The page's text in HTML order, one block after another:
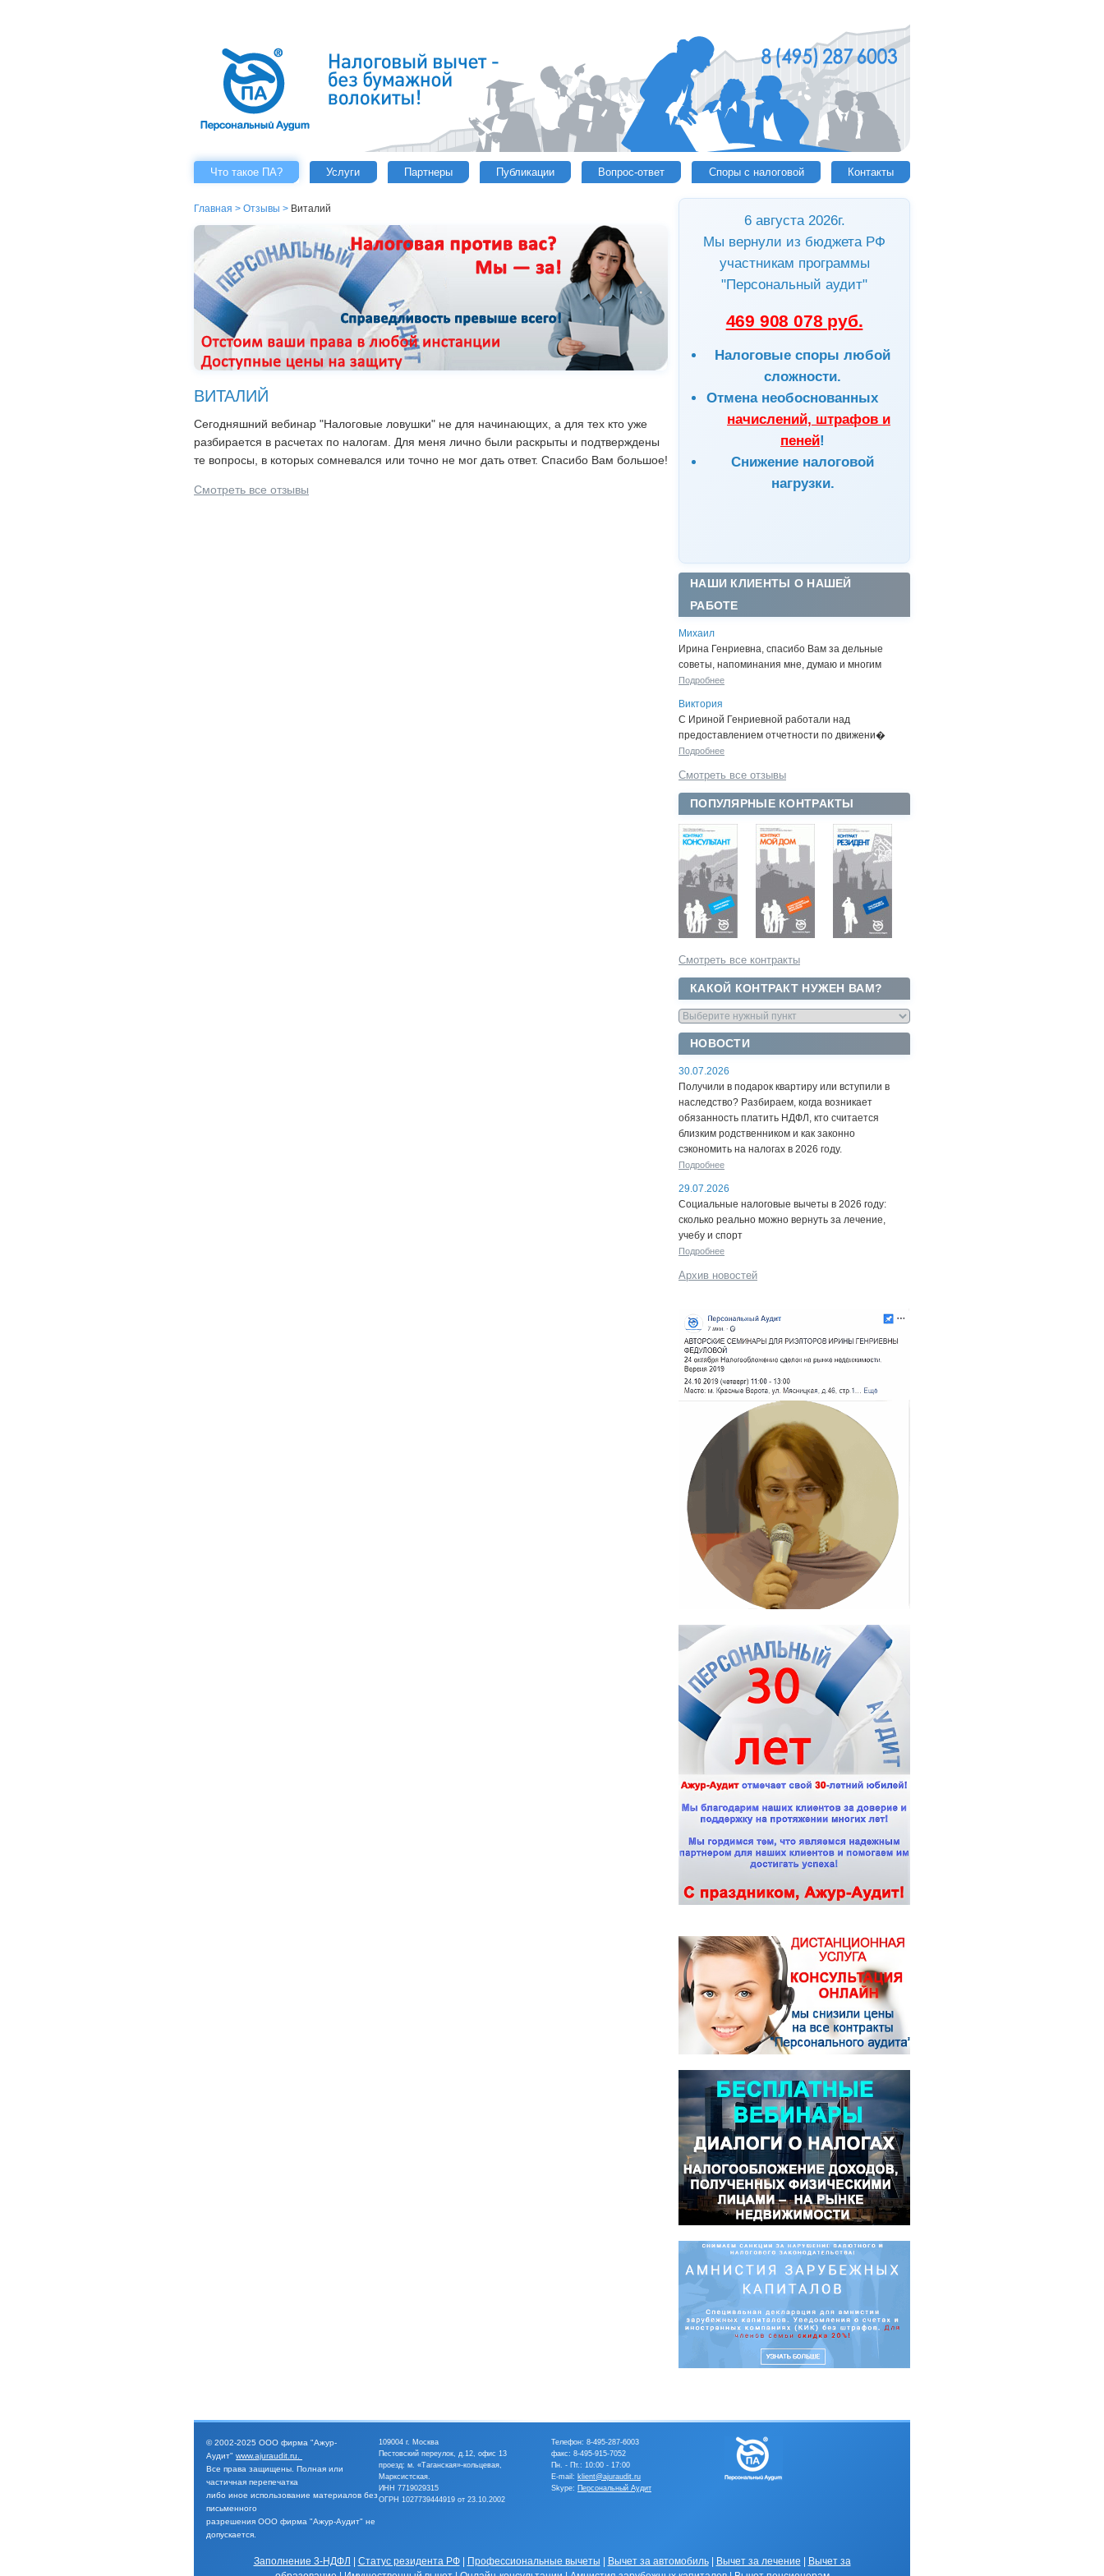
Что такое ПА? Услуги Партнеры Публикации Вопрос-ответ Споры с налоговой Контакты
6 августа 2026г.
Мы вернули из бюджета РФ
участникам программы
"Персональный аудит"
469 908 078 руб.
Налоговые споры любой
сложности.
Отмена необоснованных
начислений, штрафов и
пеней!
Снижение налоговой
нагрузки.
НАШИ КЛИЕНТЫ О НАШЕЙ
РАБОТЕ
Михаил
Ирина Генриевна, спасибо Вам за дельные
советы, напоминания мне, думаю и многим
Подробнее
Виктория
С Ириной Генриевной работали над
предоставлением отчетности по движени�
Подробнее
Смотреть все отзывы
ПОПУЛЯРНЫЕ КОНТРАКТЫ
Смотреть все контракты
КАКОЙ КОНТРАКТ НУЖЕН ВАМ?
НОВОСТИ
30.07.2026
Получили в подарок квартиру или вступили в
наследство? Разбираем, когда возникает
обязанность платить НДФЛ, кто считается
близким родственником и как законно
сэкономить на налогах в 2026 году.
Подробнее
29.07.2026
Социальные налоговые вычеты в 2026 году:
сколько реально можно вернуть за лечение,
учебу и спорт
Подробнее
Архив новостей
Главная > Отзывы > Виталий
ВИТАЛИЙ
Сегодняшний вебинар "Налоговые ловушки" не для начинающих, а для тех кто уже
разбирается в расчетах по налогам. Для меня лично были раскрыты и подтверждены
те вопросы, в которых сомневался или точно не мог дать ответ. Спасибо Вам большое!
Смотреть все отзывы
© 2002-2025 ООО фирма "Ажур-
Аудит" www.ajuraudit.ru
Все права защищены. Полная или
частичная перепечатка
либо иное использование материалов без
письменного
разрешения ООО фирма "Ажур-Аудит" не
допускается.
109004 г. Москва
Пестовский переулок, д.12, офис 13
проезд: м. «Таганская»-кольцевая,
Марксистская.
ИНН 7719029315
ОГРН 1027739444919 от 23.10.2002
Телефон: 8-495-287-6003
факс: 8-495-915-7052
Пн. - Пт.: 10:00 - 17:00
E-mail: klient@ajuraudit.ru
Skype: Персональный Аудит
Заполнение 3-НДФЛ | Статус резидента РФ| Профессиональные вычеты | Вычет за автомобиль| Вычет за лечение | Вычет за